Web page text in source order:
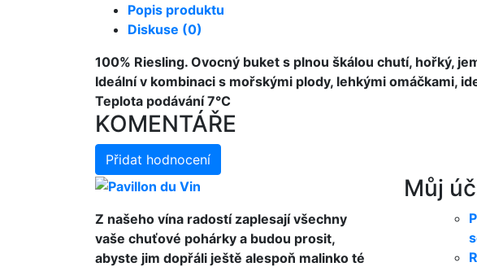
Popis produktu
Diskuse (0)
100% Riesling. Ovocný buket s plnou škálou chutí, hořký,
Ideální v kombinaci s mořskými plody, lehkými omáčkami,
Teplota podávání 7°C
KOMENTÁŘE
Přidat hodnocení
Z našeho vína radostí zaplesají všechny
vaše chuťové pohárky a budou prosit,
abyste jim dopřáli ještě alespoň malinko té
Můj